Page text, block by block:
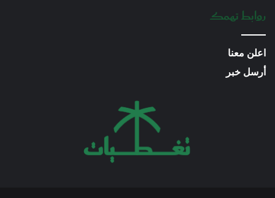
روابط تهمك
اعلن معنا
أرسل خبر